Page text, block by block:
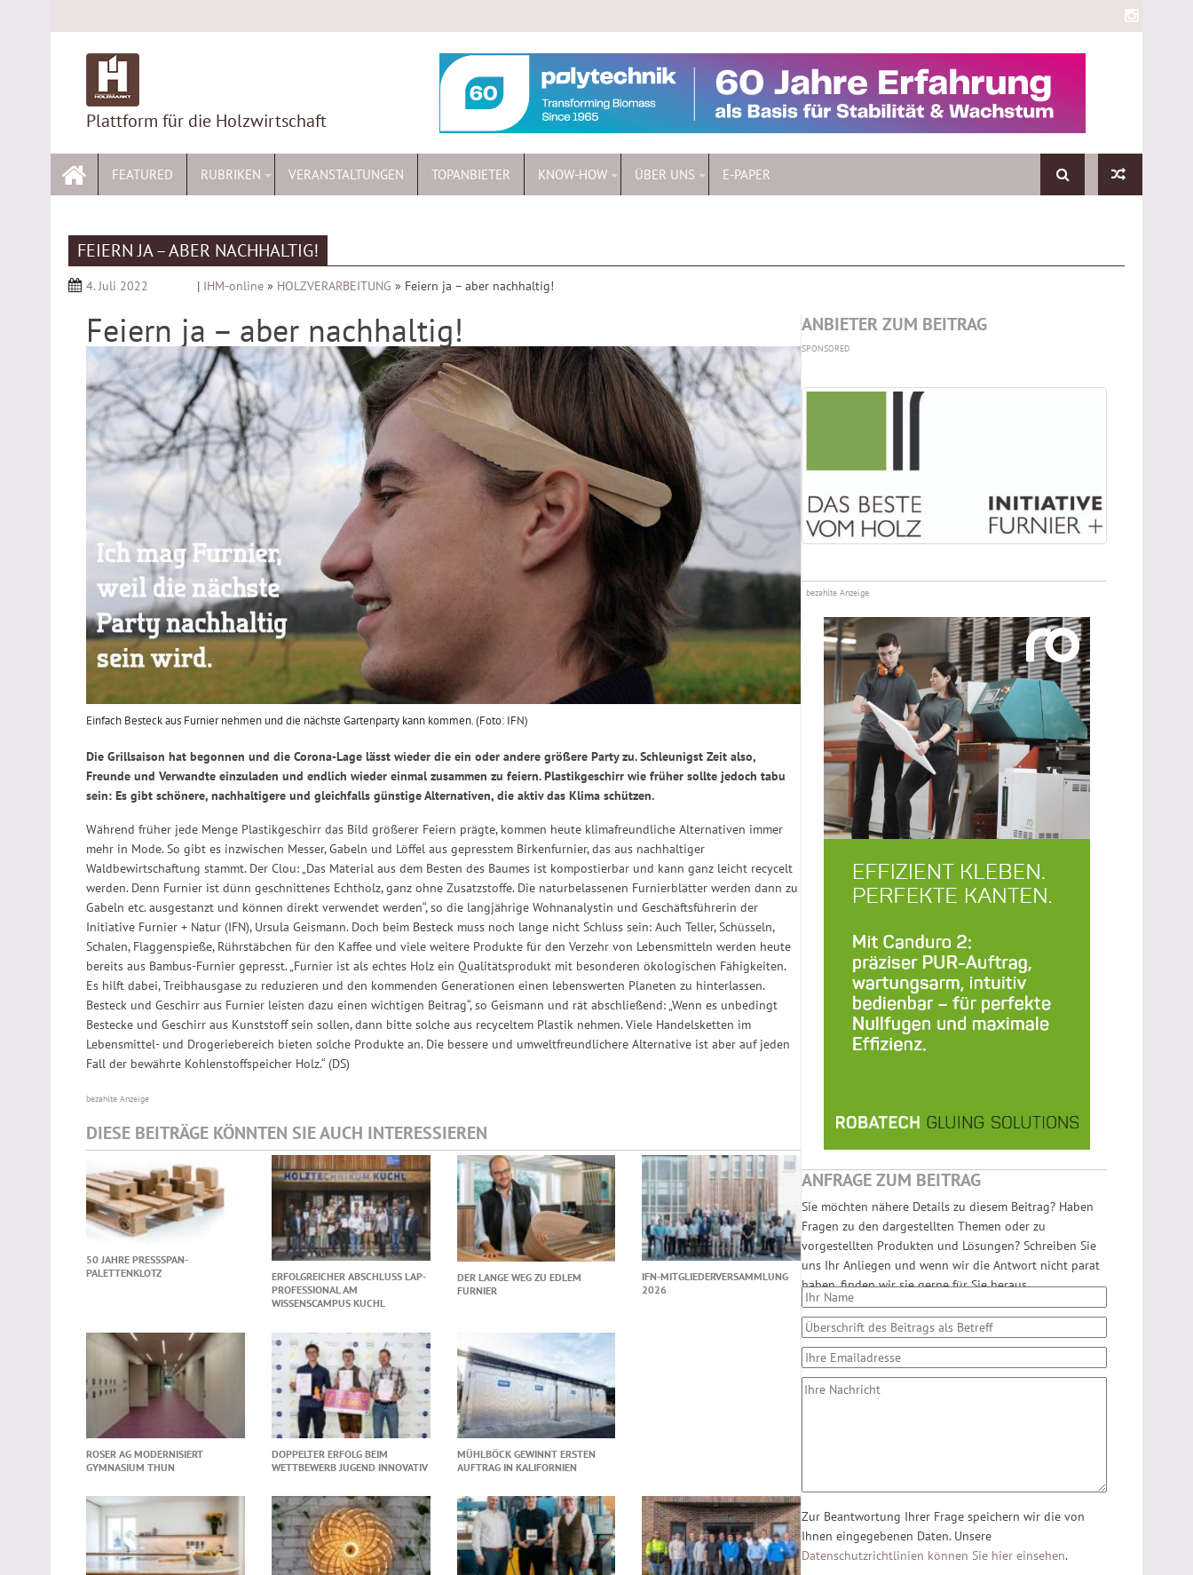
to
Plattform für die Holzwirtschaft
FEATURED RUBRIKEN VERANSTALTUNGEN TOPANBIETER KNOW-HOW ÜBER UNS E-PAPER
FEIERN JA – ABER NACHHALTIG!
4. Juli 2022 | IHM-online » HOLZVERARBEITUNG » Feiern ja – aber nachhaltig!
Feiern ja – aber nachhaltig!
Einfach Besteck aus Furnier nehmen und die nächste Gartenparty kann kommen. (Foto: IFN)
Die Grillsaison hat begonnen und die Corona-Lage lässt wieder die ein oder andere größere Party zu. Schleunigst Zeit also,
Freunde und Verwandte einzuladen und endlich wieder einmal zusammen zu feiern. Plastikgeschirr wie früher sollte jedoch tabu
sein: Es gibt schönere, nachhaltigere und gleichfalls günstige Alternativen, die aktiv das Klima schützen.
Während früher jede Menge Plastikgeschirr das Bild größerer Feiern prägte, kommen heute klimafreundliche Alternativen immer
mehr in Mode. So gibt es inzwischen Messer, Gabeln und Löffel aus gepresstem Birkenfurnier, das aus nachhaltiger
Waldbewirtschaftung stammt. Der Clou: „Das Material aus dem Besten des Baumes ist kompostierbar und kann ganz leicht recycelt
werden. Denn Furnier ist dünn geschnittenes Echtholz, ganz ohne Zusatzstoffe. Die naturbelassenen Furnierblätter werden dann zu
Gabeln etc. ausgestanzt und können direkt verwendet werden“, so die langjährige Wohnanalystin und Geschäftsführerin der
Initiative Furnier + Natur (IFN), Ursula Geismann. Doch beim Besteck muss noch lange nicht Schluss sein: Auch Teller, Schüsseln,
Schalen, Flaggenspieße, Rührstäbchen für den Kaffee und viele weitere Produkte für den Verzehr von Lebensmitteln werden heute
bereits aus Bambus-Furnier gepresst. „Furnier ist als echtes Holz ein Qualitätsprodukt mit besonderen ökologischen Fähigkeiten.
Es hilft dabei, Treibhausgase zu reduzieren und den kommenden Generationen einen lebenswerten Planeten zu hinterlassen.
Besteck und Geschirr aus Furnier leisten dazu einen wichtigen Beitrag“, so Geismann und rät abschließend: „Wenn es unbedingt
Bestecke und Geschirr aus Kunststoff sein sollen, dann bitte solche aus recyceltem Plastik nehmen. Viele Handelsketten im
Lebensmittel- und Drogeriebereich bieten solche Produkte an. Die bessere und umweltfreundlichere Alternative ist aber auf jeden
Fall der bewährte Kohlenstoffspeicher Holz.“ (DS)
bezahlte Anzeige
DIESE BEITRÄGE KÖNNTEN SIE AUCH INTERESSIEREN
50 JAHRE PRESSSPAN-
PALETTENKLOTZ
ERFOLGREICHER ABSCHLUSS LAP-
PROFESSIONAL AM
WISSENSCAMPUS KUCHL
DER LANGE WEG ZU EDLEM
FURNIER
IFN-MITGLIEDERVERSAMMLUNG
2026
ROSER AG MODERNISIERT
GYMNASIUM THUN
DOPPELTER ERFOLG BEIM
WETTBEWERB JUGEND INNOVATIV
MÜHLBÖCK GEWINNT ERSTEN
AUFTRAG IN KALIFORNIEN
ANBIETER ZUM BEITRAG
SPONSORED
bezahlte Anzeige
ANFRAGE ZUM BEITRAG
Sie möchten nähere Details zu diesem Beitrag? Haben
Fragen zu den dargestellten Themen oder zu
vorgestellten Produkten und Lösungen? Schreiben Sie
uns Ihr Anliegen und wenn wir die Antwort nicht parat
haben, finden wir sie gerne für Sie heraus.
Zur Beantwortung Ihrer Frage speichern wir die von
Ihnen eingegebenen Daten. Unsere
Datenschutzrichtlinien können Sie hier einsehen.